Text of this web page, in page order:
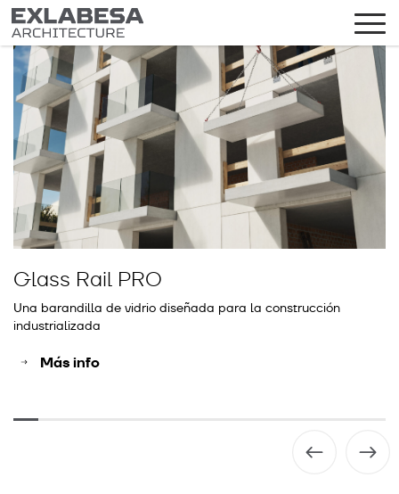
Glass Rail PRO
Una barandilla de vidrio diseñada para la construcción
industrializada
Más info